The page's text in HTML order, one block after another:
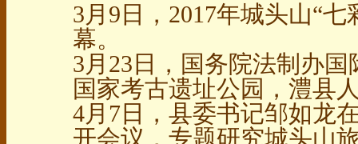
3月9日，2017年城头山“
幕。
3月23日，国务院法制办
国家考古遗址公园，澧县
4月7日，县委书记邹如龙
开会议，专题研究城头山